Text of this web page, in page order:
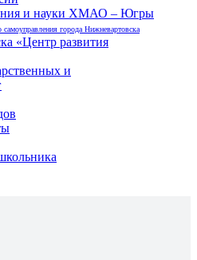
и науки ХМАО – Югры
города Нижневартовска
«Центр развития
и